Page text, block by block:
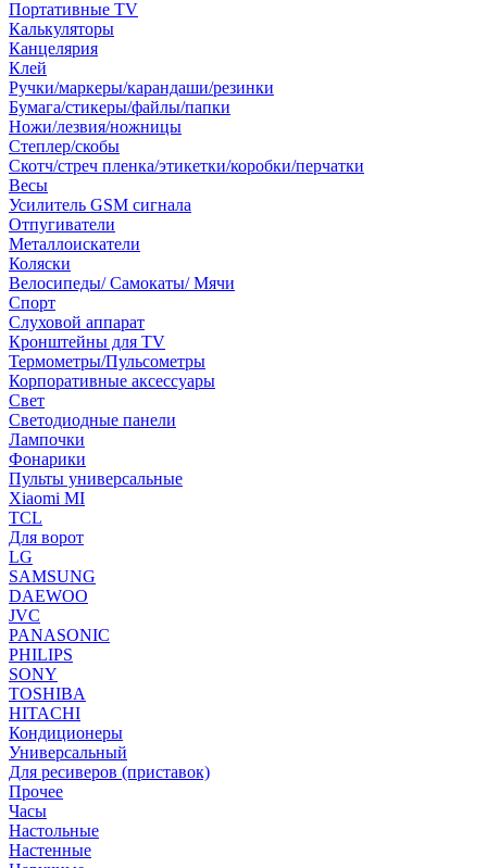
Портативные TV
Калькуляторы
Канцелярия
Клей
Ручки/маркеры/карандаши/резинки
Бумага/стикеры/файлы/папки
Ножи/лезвия/ножницы
Степлер/скобы
Скотч/стреч пленка/этикетки/коробки/перчатки
Весы
Усилитель GSM сигнала
Отпугиватели
Металлоискатели
Коляски
Велосипеды/ Самокаты/ Мячи
Спорт
Слуховой аппарат
Кронштейны для TV
Термометры/Пульсометры
Корпоративные аксессуары
Свет
Светодиодные панели
Лампочки
Фонарики
Пульты универсальные
Xiaomi MI
TCL
Для ворот
LG
SAMSUNG
DAEWOO
JVC
PANASONIC
PHILIPS
SONY
TOSHIBA
HITACHI
Кондиционеры
Универсальный
Для ресиверов (приставок)
Прочее
Часы
Настольные
Настенные